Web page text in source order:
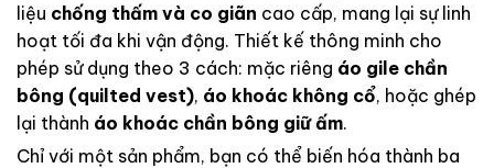
liệu chống thấm và co giãn cao cấp, mang lại sự linh
hoạt tối đa khi vận động. Thiết kế thông minh cho
phép sử dụng theo 3 cách: mặc riêng áo gile chần
bông (quilted vest), áo khoác không cổ, hoặc ghép
lại thành áo khoác chần bông giữ ấm.
Chỉ với một sản phẩm, bạn có thể biến hóa thành ba